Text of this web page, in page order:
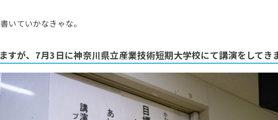
いていかなきゃな。
すが、7月3日に神奈川県立産業技術短期大学校にて講演をしてき